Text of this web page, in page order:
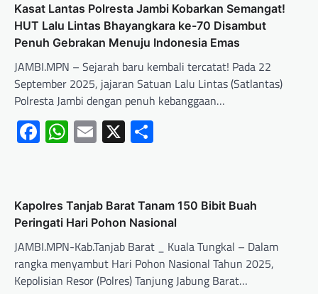
Kasat Lantas Polresta Jambi Kobarkan Semangat!
HUT Lalu Lintas Bhayangkara ke-70 Disambut
Penuh Gebrakan Menuju Indonesia Emas
JAMBI.MPN – Sejarah baru kembali tercatat! Pada 22
September 2025, jajaran Satuan Lalu Lintas (Satlantas)
Polresta Jambi dengan penuh kebanggaan…
Facebook
WhatsApp
Email
X
Kapolres Tanjab Barat Tanam 150 Bibit Buah
Peringati Hari Pohon Nasional
JAMBI.MPN-Kab.Tanjab Barat _ Kuala Tungkal – Dalam
rangka menyambut Hari Pohon Nasional Tahun 2025,
Kepolisian Resor (Polres) Tanjung Jabung Barat…